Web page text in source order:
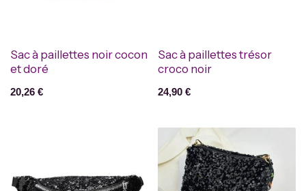
Sac à paillettes noir cocon
et doré
20,26 €
Sac à paillettes trésor
croco noir
24,90 €